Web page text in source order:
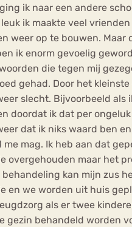
ik naar een andere
ik maakte veel
weer op te bouwen. Maar
ik enorm gevoelig
die tegen mij
gehad. Door het
slecht. Bijvoorbeeld als
doordat ik dat per
dat ik niks waard ben
me mag. Ik heb aan dat
overgehouden maar het
behandeling kan mijn zus
en we worden uit huis
als er twee
gezin behandeld worden